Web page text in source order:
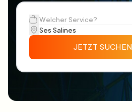
JETZT SUCHEN